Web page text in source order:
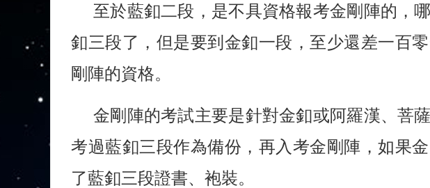
至於藍釦二段，是不具資格報考金剛陣的，
釦三段了，但是要到金釦一段，至少還差一百
剛陣的資格。
金剛陣的考試主要是針對金釦或阿羅漢、菩
考過藍釦三段作為備份，再入考金剛陣，如果
了藍釦三段證書、袍裝。